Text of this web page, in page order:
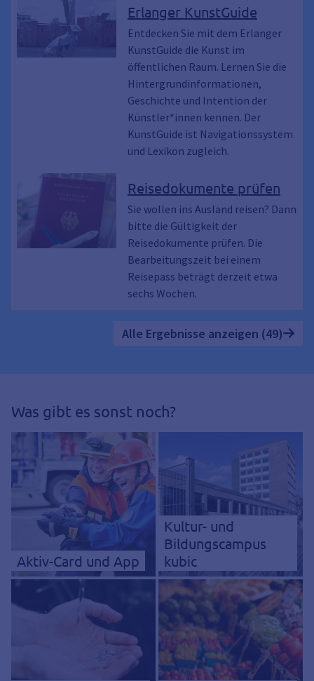
GIS, Geodaten, Map
Erlanger KunstGuide
Entdecken Sie mit dem Erlanger
KunstGuide die Kunst im
öffentlichen Raum. Lernen Sie die
Hintergrundinformationen,
Geschichte und Intention der
Künstler*innen kennen. Der
KunstGuide ist Navigationssystem
und Lexikon zugleich.
Reisedokumente prüfen
Sie wollen ins Ausland reisen? Dann
bitte die Gültigkeit der
Reisedokumente prüfen. Die
Bearbeitungszeit bei einem
Reisepass beträgt derzeit etwa
sechs Wochen.
Alle Ergebnisse anzeigen (49)
Was gibt es sonst noch?
Aktiv-Card und App
Kultur- und
Bildungscampus
kubic